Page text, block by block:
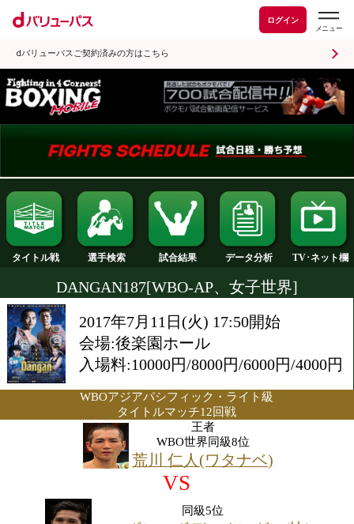
ログイン
dバリューパスご契約済みの方はこちら
タイトル戦 試合結果
DANGAN187[WBO-AP、女子世
2017年7月11日(火) 17:50開始
会場:後楽園ホール
入場料:10000円/8000円/6000
WBOアジアパシフィック・ライト級